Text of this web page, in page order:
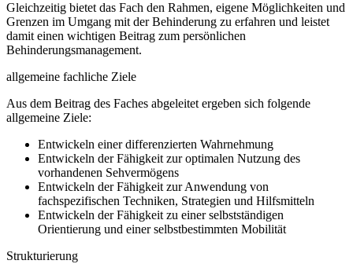
Gleichzeitig bietet das Fach den Rahmen, eigene Möglichkeiten und
Grenzen im Umgang mit der Behinderung zu erfahren und leistet
damit einen wichtigen Beitrag zum persönlichen
Behinderungsmanagement.
allgemeine fachliche Ziele
Aus dem Beitrag des Faches abgeleitet ergeben sich folgende
allgemeine Ziele:
Entwickeln einer differenzierten Wahrnehmung
Entwickeln der Fähigkeit zur optimalen Nutzung des
vorhandenen Sehvermögens
Entwickeln der Fähigkeit zur Anwendung von
fachspezifischen Techniken, Strategien und Hilfsmitteln
Entwickeln der Fähigkeit zu einer selbstständigen
Orientierung und einer selbstbestimmten Mobilität
Strukturierung